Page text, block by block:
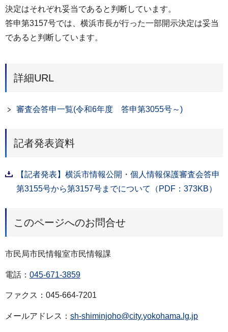
決定はそれぞれ妥当であると判断しています。
答申第3157号では、横浜市長が行った一部開示決定は妥当
であると判断しています。
詳細URL
審査会答申一覧(令和6年度 答申第3055号～)
記者発表資料
【記者発表】横浜市情報公開・個人情報保護審査会答申
第3155号から第3157号までについて（PDF：373KB）
このページへのお問合せ
市民局市民情報室市民情報課
電話： 045-671-3859
ファクス：045-664-7201
メールアドレス： sh-shiminjoho@city.yokohama.lg.jp